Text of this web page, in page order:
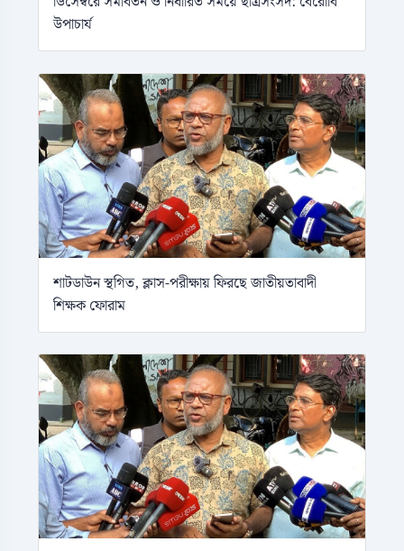
উপাচার্য
শাটডাউন স্থগিত, ক্লাস-পরীক্ষায় ফিরছে জাতীয়তাবাদী
শিক্ষক ফোরাম